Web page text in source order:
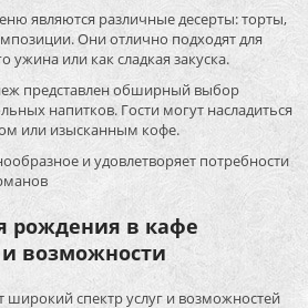
являются различные десерты: торты,
Они отлично подходят для
ужина или как сладкая закуска.
представлен обширный выбор
напитков. Гости могут насладиться
или изысканным кофе.
и удовлетворяет потребности
рождения в кафе
возможности
широкий спектр услуг и возможностей